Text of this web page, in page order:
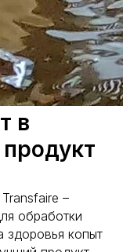
в
–
обработки
здоровья копыт